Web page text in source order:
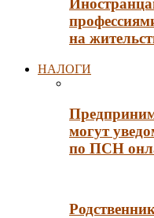
на
НАЛОГИ
могут
по ПСН